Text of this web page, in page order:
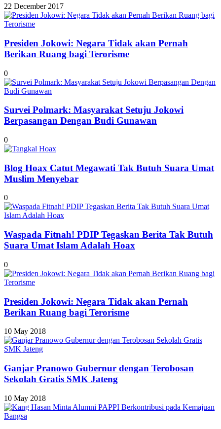
22 December 2017
Presiden Jokowi: Negara Tidak akan Pernah
Berikan Ruang bagi Terorisme
0
Survei Polmark: Masyarakat Setuju Jokowi
Berpasangan Dengan Budi Gunawan
0
Blog Hoax Catut Megawati Tak Butuh Suara Umat
Muslim Menyebar
0
Waspada Fitnah! PDIP Tegaskan Berita Tak Butuh
Suara Umat Islam Adalah Hoax
0
Presiden Jokowi: Negara Tidak akan Pernah
Berikan Ruang bagi Terorisme
10 May 2018
Ganjar Pranowo Gubernur dengan Terobosan
Sekolah Gratis SMK Jateng
10 May 2018